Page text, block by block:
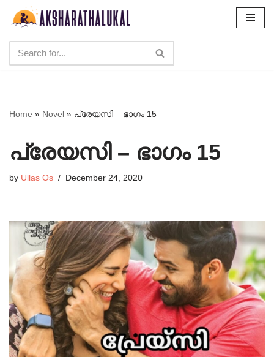
content
Home » Novel » പ്രേയസി – ഭാഗം 15
പ്രേയസി – ഭാഗം 15
by Ullas Os December 24, 2020